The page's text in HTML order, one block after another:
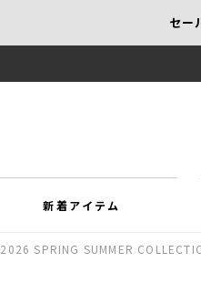
セー
新着アイテム
2026 SPRING SUMMER